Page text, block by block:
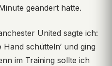
geändert hatte.
United sagte ich:
schütteln‘ und ging
im Training sollte ich